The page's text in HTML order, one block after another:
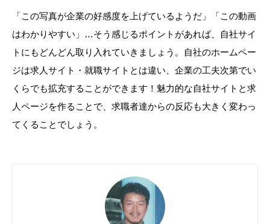
「この写真が企業の好感度を上げているようだ」「この動画
はわかりやすい」…そう感じるポイントがあれば、自社サイ
トにもどんどん取り入れていきましょう。自社のホームペー
ジは求人サイト・就職サイトとは違い、企業の工夫次第でい
くらでも拡充することができます！魅力的な自社サイトと求
人ページを作ることで、求職者達からの反応も大きく変わっ
てくることでしょう。